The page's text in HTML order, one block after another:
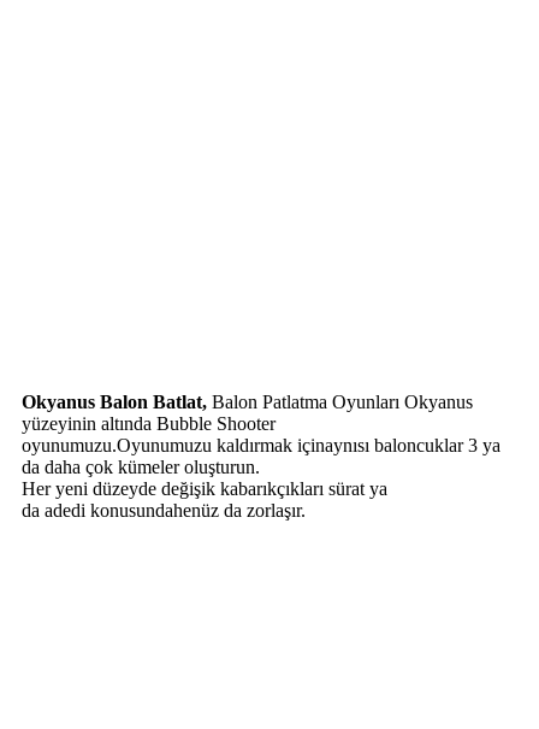
Okyanus Balon Batlat, Balon Patlatma Oyunları Okyanus
yüzeyinin altında Bubble Shooter
oyunumuzu.Oyunumuzu kaldırmak içinaynısı baloncuklar 3 ya
da daha çok kümeler oluşturun.
Her yeni düzeyde değişik kabarıkçıkları sürat ya
da adedi konusundahenüz da zorlaşır.